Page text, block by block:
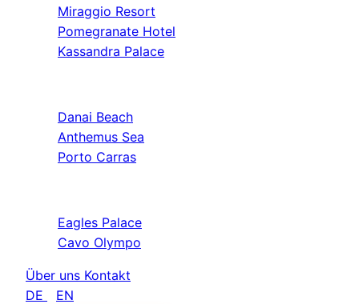
Miraggio Resort
Pomegranate Hotel
Kassandra Palace
Danai Beach
Anthemus Sea
Porto Carras
Eagles Palace
Cavo Olympo
Über uns Kontakt
DE
EN